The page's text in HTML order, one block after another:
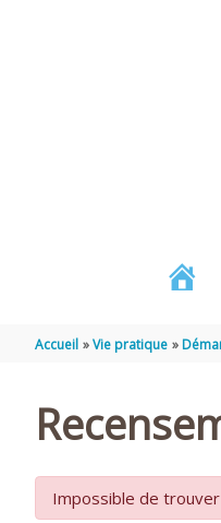
Accueil Vie pratique
Impossible de